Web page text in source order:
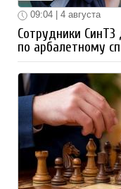
09:04 | 4 августа
Сотрудники
по арбалетному